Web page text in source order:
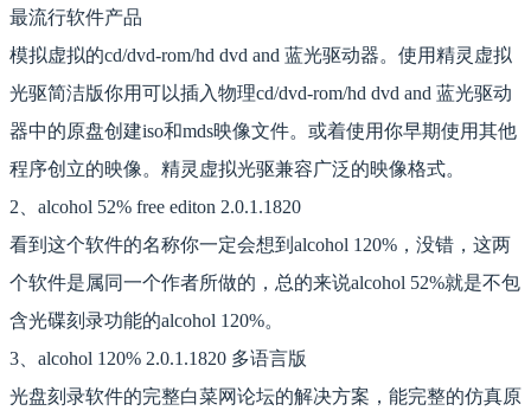
最流行软件产品
模拟虚拟的cd/dvd-rom/hd dvd and 蓝光驱动器。使用精灵虚拟
光驱简洁版你用可以插入物理cd/dvd-rom/hd dvd and 蓝光驱动
器中的原盘创建iso和mds映像文件。或着使用你早期使用其他
程序创立的映像。精灵虚拟光驱兼容广泛的映像格式。
2、alcohol 52% free editon 2.0.1.1820
看到这个软件的名称你一定会想到alcohol 120%，没错，这两
个软件是属同一个作者所做的，总的来说alcohol 52%就是不包
含光碟刻录功能的alcohol 120%。
3、alcohol 120% 2.0.1.1820 多语言版
光盘刻录软件的完整白菜网论坛的解决方案，能完整的仿真原